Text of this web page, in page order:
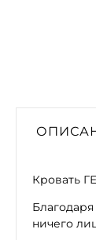
Кровать
ничего